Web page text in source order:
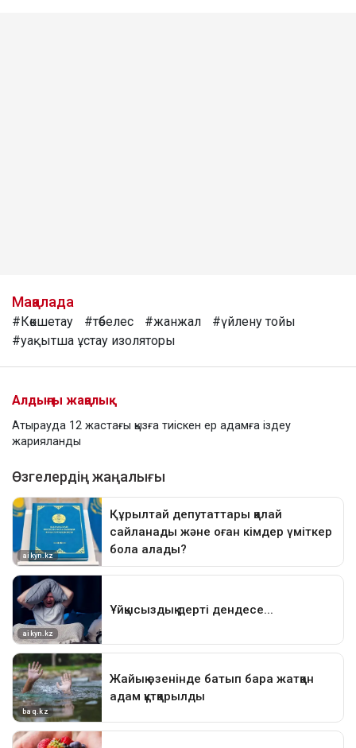
Мақалада
#Көкшетау #төбелес #жанжал
#үйлену тойы
#уақытша ұстау изоляторы
Алдыңғы жаңалық
Атырауда 12 жастағы қызға тиіскен ер адамға іздеу
жарияланды